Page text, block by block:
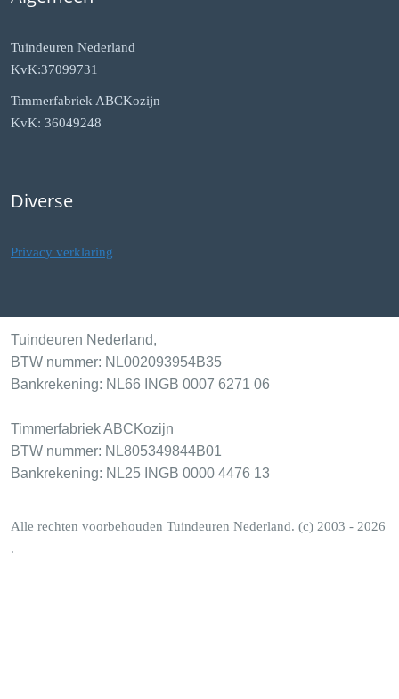
Tuindeuren Nederland
KvK:37099731
Timmerfabriek ABCKozijn
KvK: 36049248
Diverse
Privacy verklaring
Tuindeuren Nederland,
BTW nummer: NL002093954B35
Bankrekening: NL66 INGB 0007 6271 06
Timmerfabriek ABCKozijn
BTW nummer: NL805349844B01
Bankrekening: NL25 INGB 0000 4476 13
Alle rechten voorbehouden Tuindeuren Nederland. (c) 2003 - 2026
.